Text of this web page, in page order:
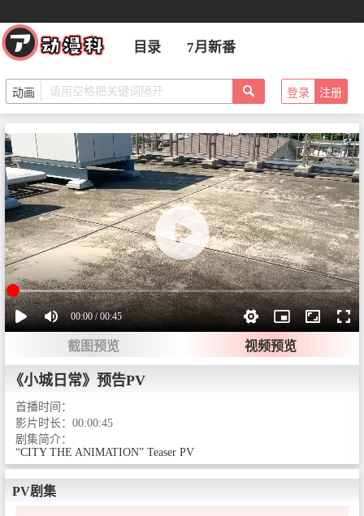
目录 7月新番
登录 注册
00:00 / 00:45
截图预览 视频预览
《小城日常》预告PV
首播时间：
影片时长： 00:00:45
剧集简介：
“CITY THE ANIMATION” Teaser PV
PV剧集